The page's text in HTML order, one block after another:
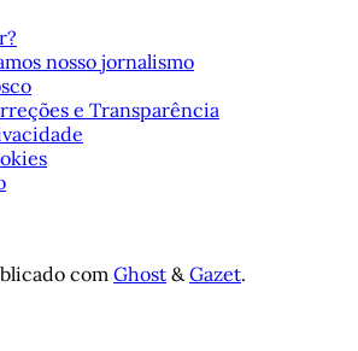
nosso jornalismo
e Transparência
com Ghost &Gazet.